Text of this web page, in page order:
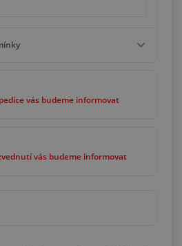
vás budeme informovat
vás budeme informovat